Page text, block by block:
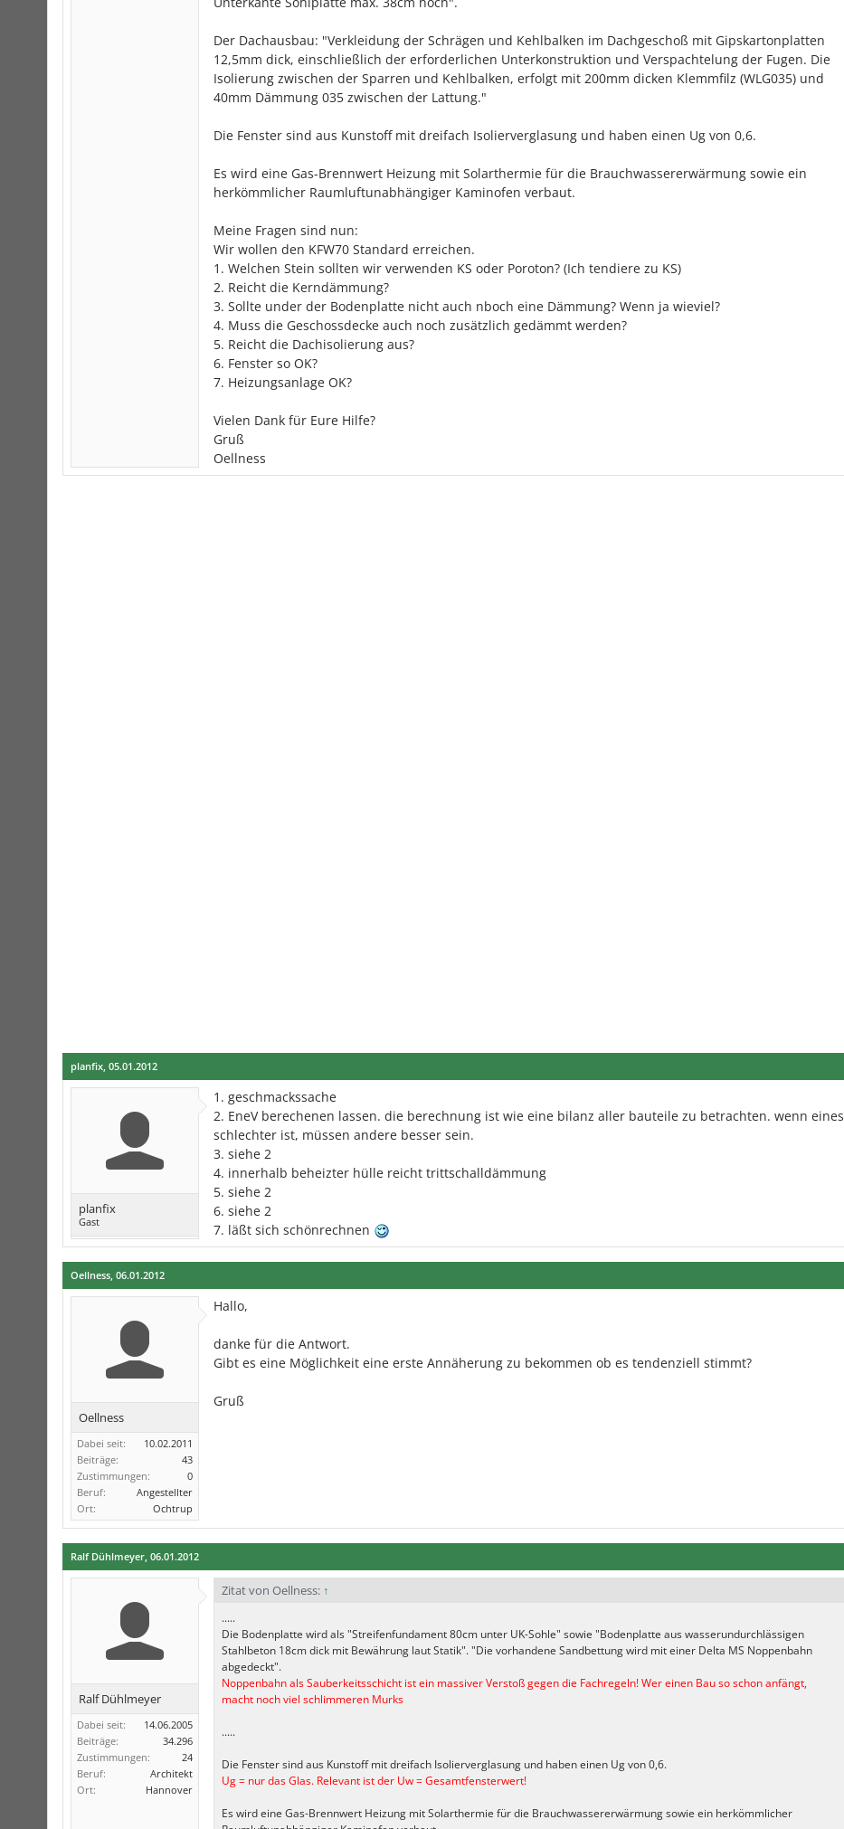
Der Dachausbau: "Verkleidung der Schrägen und Kehlbalken im Dachgeschoß mit Gipskartonplatten
12,5mm dick, einschließlich der erforderlichen Unterkonstruktion und Verspachtelung der Fugen. Die
Isolierung zwischen der Sparren und Kehlbalken, erfolgt mit 200mm dicken Klemmfilz (WLG035) und
40mm Dämmung 035 zwischen der Lattung."
Die Fenster sind aus Kunstoff mit dreifach Isolierverglasung und haben einen Ug von 0,6.
Es wird eine Gas-Brennwert Heizung mit Solarthermie für die Brauchwassererwärmung sowie ein
herkömmlicher Raumluftunabhängiger Kaminofen verbaut.
Meine Fragen sind nun:
Wir wollen den KFW70 Standard erreichen.
1. Welchen Stein sollten wir verwenden KS oder Poroton? (Ich tendiere zu KS)
2. Reicht die Kerndämmung?
3. Sollte under der Bodenplatte nicht auch nboch eine Dämmung? Wenn ja wieviel?
4. Muss die Geschossdecke auch noch zusätzlich gedämmt werden?
5. Reicht die Dachisolierung aus?
6. Fenster so OK?
7. Heizungsanlage OK?
Vielen Dank für Eure Hilfe?
Gruß
Oellness
planfix, 05.01.2012
planfix
Gast
1. geschmackssache
2. EneV berechenen lassen. die berechnung ist wie eine bilanz aller bauteile zu betrachten. wenn eines
schlechter ist, müssen andere besser sein.
3. siehe 2
4. innerhalb beheizter hülle reicht trittschalldämmung
5. siehe 2
6. siehe 2
7. läßt sich schönrechnen
Oellness, 06.01.2012
Oellness
Dabei seit:
10.02.2011
Beiträge:
43
Zustimmungen:
0
Beruf:
Angestellter
Ort:
Ochtrup
Hallo,
danke für die Antwort.
Gibt es eine Möglichkeit eine erste Annäherung zu bekommen ob es tendenziell stimmt?
Gruß
Ralf Dühlmeyer, 06.01.2012
Ralf Dühlmeyer
Dabei seit:
14.06.2005
Beiträge:
34.296
Zustimmungen:
24
Beruf:
Architekt
Ort:
Hannover
Zitat von Oellness: ↑
.....
Die Bodenplatte wird als "Streifenfundament 80cm unter UK-Sohle" sowie "Bodenplatte aus wasserundurchlässigen
Stahlbeton 18cm dick mit Bewährung laut Statik". "Die vorhandene Sandbettung wird mit einer Delta MS Noppenbahn
abgedeckt".
Noppenbahn als Sauberkeitsschicht ist ein massiver Verstoß gegen die Fachregeln! Wer einen Bau so schon anfängt,
macht noch viel schlimmeren Murks
.....
Die Fenster sind aus Kunstoff mit dreifach Isolierverglasung und haben einen Ug von 0,6.
Ug = nur das Glas. Relevant ist der Uw = Gesamtfensterwert!
Es wird eine Gas-Brennwert Heizung mit Solarthermie für die Brauchwassererwärmung sowie ein herkömmlicher